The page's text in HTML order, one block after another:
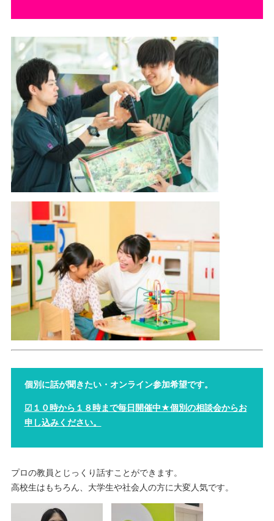
個別に話が聞きたい・オンライン参加希望です。
☑１０時から１８時まで毎日開催中★個別の相談会からお
申し込みください。
プロの教員とじっくり話すことができます。
高校生はもちろん、大学生や社会人の方に大変人気です。